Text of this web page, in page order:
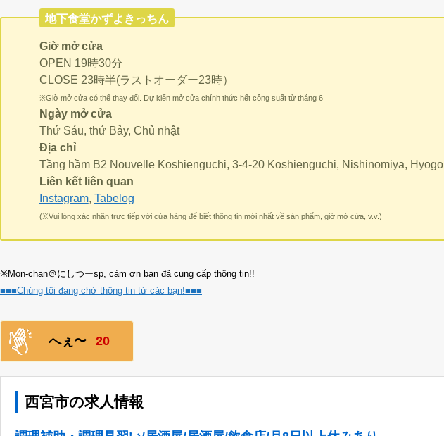
地下食堂かずよきっちん
Giờ mở cửa
OPEN 19時30分
CLOSE 23時半(ラストオーダー23時）
※Giờ mở cửa có thể thay đổi. Dự kiến mở cửa chính thức hết công suất từ tháng 6
Ngày mở cửa
Thứ Sáu, thứ Bảy, Chủ nhật
Địa chỉ
Tầng hầm B2 Nouvelle Koshienguchi, 3-4-20 Koshienguchi, Nishinomiya, Hyogo
Liên kết liên quan
Instagram, Tabelog
(※Vui lòng xác nhận trực tiếp với cửa hàng để biết thông tin mới nhất về sản phẩm, giờ mở cửa, v.v.)
※Mon-chan＠にしつーsp, cảm ơn bạn đã cung cấp thông tin!!
■■■Chúng tôi đang chờ thông tin từ các bạn!■■■
へぇ〜 20
西宮市の求人情報